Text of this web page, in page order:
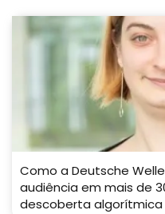
Como a Deutsche
audiência em mais de
descoberta algorítmica